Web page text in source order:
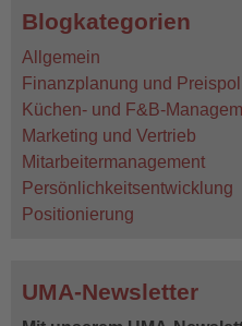
Blogkategorien
Allgemein
Finanzplanung und
Küchen- und F&B-
Marketing und Vertrieb
Mitarbeitermanagement
Persönlichkeitsentwicklung
Positionierung
UMA-Newsletter